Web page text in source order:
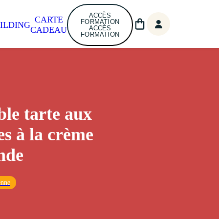
CARTE
CADEAU
ACCÈS
FORMATION
ACCÈS
FORMATION
tarte aux
à la crème